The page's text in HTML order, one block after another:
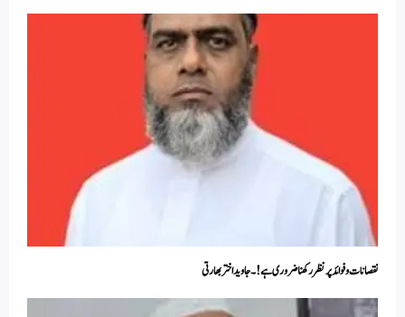
نقصانات و فوائد پر نظر رکھنا ضروری ہے! ۔ جاوید اختر بھارتی